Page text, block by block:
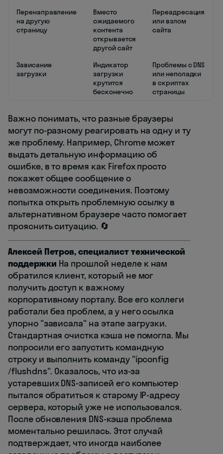
Перенаправление
на другую
страницу
Вместо
ожидаемого
контента
открывается
другой сайт
Переадресация
или взлом
сайта
Зависание
загрузки
Индикатор
загрузки
крутится
бесконечно
Проблемы с DNS
или неполадки
в скриптах
страницы
Важно понимать, что разные браузеры
могут по-разному реагировать на одну и ту
же проблему. Например, Chrome может
выдать детальную информацию об
ошибке, в то время как Firefox просто
покажет общее сообщение о
невозможности соединения. Поэтому
попытка открыть проблемную ссылку в
альтернативном браузере часто помогает
прояснить ситуацию. 🔄
Алексей Петров, специалист технической
поддержки На прошлой неделе к нам
обратился клиент, который не мог
получить доступ к важному
корпоративному порталу. Все его коллеги
работали без проблем, а у него ссылка
упорно "зависала" на этапе загрузки.
Стандартная очистка кэша не помогла. Мы
попросили его запустить командную
строку и выполнить команду "ipconfig
/flushdns". Оказалось, что из-за
устаревших DNS-записей его компьютер
пытался обратиться к старому IP-адресу
сервера, который уже не использовался.
После обновления DNS-кэша проблема
моментально решилась. Этот случай
подтверждает, что иногда наиболее